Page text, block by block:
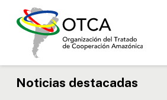
Noticias destacadas